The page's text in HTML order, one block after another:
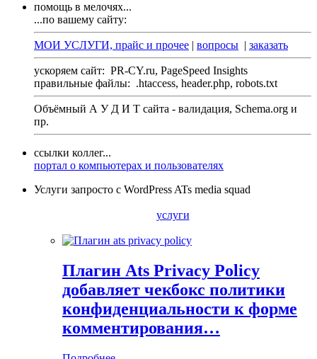
помощь в мелочях...
...по вашему сайту:
МОИ УСЛУГИ, прайс и прочее | вопросы | заказать
ускоряем сайт: PR-CY.ru, PageSpeed Insights
правильные файлы: .htaccess, header.php, robots.txt
Объёмный А У Д И Т сайта - валидация, Schema.org и
пр.
ссылки коллег...
портал о компьютерах и пользователях
Услуги запросто с WordPress ATs media squad
услуги
Плагин Ats Privacy Policy
добавляет чекбокс политики
конфиденциальности к форме
комментирования…